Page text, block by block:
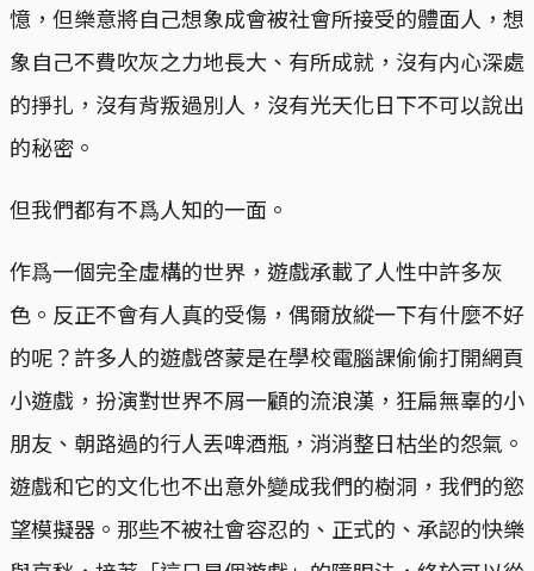
憶，但樂意將自己想象成會被社會所接受的體面人，想
象自己不費吹灰之力地長大、有所成就，沒有内心深處
的掙扎，沒有背叛過別人，沒有光天化日下不可以說出
的秘密。
但我們都有不爲人知的一面。
作爲一個完全虛構的世界，遊戲承載了人性中許多灰
色。反正不會有人真的受傷，偶爾放縱一下有什麼不好
的呢？許多人的遊戲啓蒙是在學校電腦課偷偷打開網頁
小遊戲，扮演對世界不屑一顧的流浪漢，狂扁無辜的小
朋友、朝路過的行人丟啤酒瓶，消消整日枯坐的怨氣。
遊戲和它的文化也不出意外變成我們的樹洞，我們的慾
望模擬器。那些不被社會容忍的、正式的、承認的快樂